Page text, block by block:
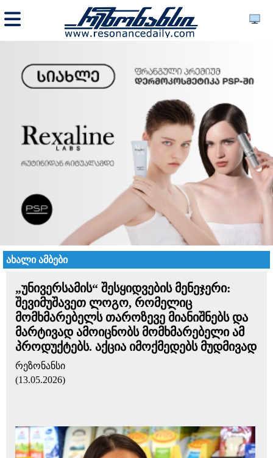
ახალი ამბები
„უნივერსამის“ შესყიდვების მენეჯერი:
შევიმუშავეთ ლოგო, რომელიც
მომხმარებელს თაროზევე მიანიშნებს და
მარტივად ამოიცნობს მომხმარებელი ამ
პროდუქტებს. აქცია იმოქმედებს მუდმივად
რეზონანსი
(13.05.2026)